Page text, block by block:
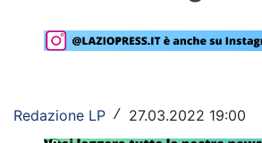
Primavera
Lazio Women
Redazione LP / 27.03.2022 19:00